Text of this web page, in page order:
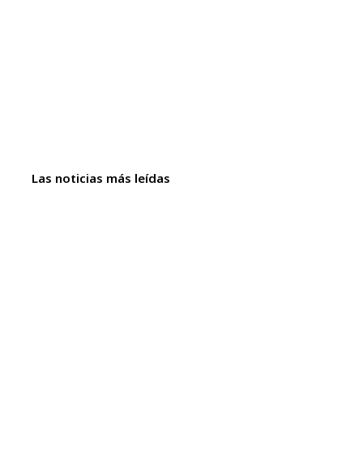
Las noticias más leídas